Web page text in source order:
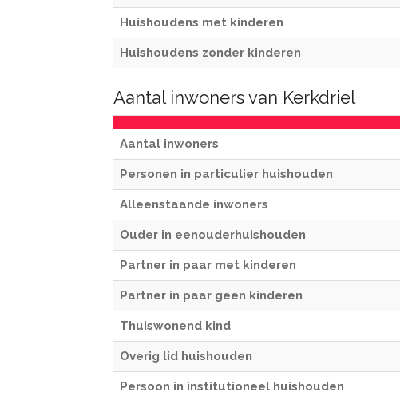
Huishoudens met kinderen
Huishoudens zonder kinderen
Aantal inwoners van Kerkdriel
Aantal inwoners
Personen in particulier huishouden
Alleenstaande inwoners
Ouder in eenouderhuishouden
Partner in paar met kinderen
Partner in paar geen kinderen
Thuiswonend kind
Overig lid huishouden
Persoon in institutioneel huishouden